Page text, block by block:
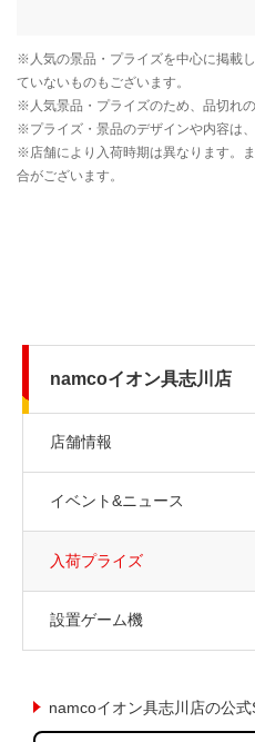
namcoイオン具志川店
店舗情報
イベント&ニュース
入荷プライズ
設置ゲーム機
namcoイオン具志川店の公式